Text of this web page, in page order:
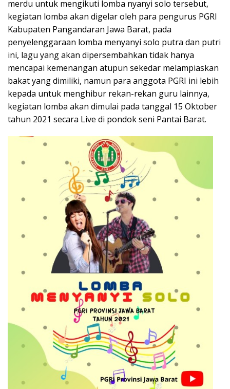
merdu untuk mengikuti lomba nyanyi solo tersebut,
kegiatan lomba akan digelar oleh para pengurus PGRI
Kabupaten Pangandaran Jawa Barat, pada
penyelenggaraan lomba menyanyi solo putra dan putri
ini, lagu yang akan dipersembahkan tidak hanya
mencapai kemenangan atupun sekedar melampiaskan
bakat yang dimiliki, namun para anggota PGRI ini lebih
kepada untuk menghibur rekan-rekan guru lainnya,
kegiatan lomba akan dimulai pada tanggal 15 Oktober
tahun 2021 secara Live di pondok seni Pantai Barat.